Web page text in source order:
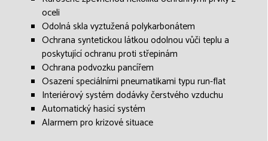
oceli
Odolná skla vyztužená polykarbonátem
Ochrana syntetickou látkou odolnou vůči teplu a
poskytující ochranu proti střepinám
Ochrana podvozku pancířem
Osazení speciálními pneumatikami typu run-flat
Interiérový systém dodávky čerstvého vzduchu
Automatický hasicí systém
Alarmem pro krizové situace